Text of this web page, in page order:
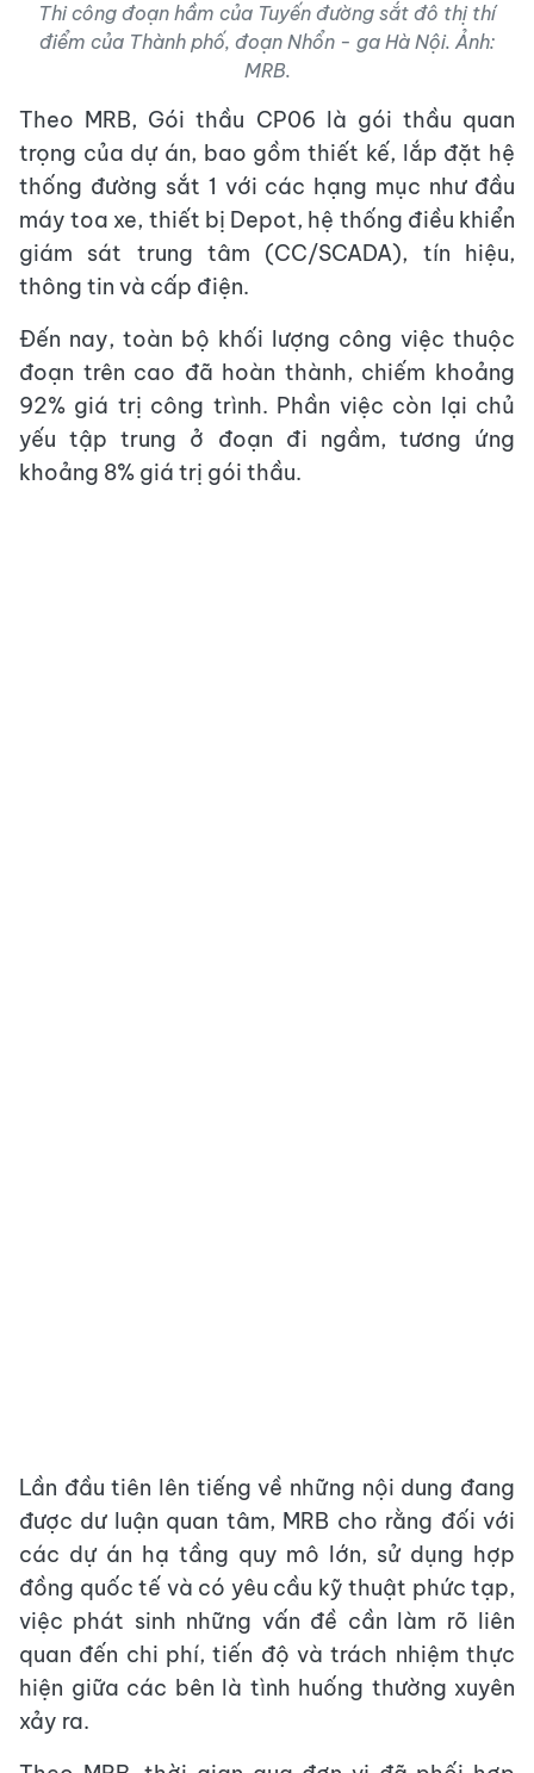
Thi công đoạn hầm của Tuyến đường sắt đô thị thí
điểm của Thành phố, đoạn Nhổn - ga Hà Nội. Ảnh:
MRB.
Theo MRB, Gói thầu CP06 là gói thầu quan
trọng của dự án, bao gồm thiết kế, lắp đặt hệ
thống đường sắt 1 với các hạng mục như đầu
máy toa xe, thiết bị Depot, hệ thống điều khiển
giám sát trung tâm (CC/SCADA), tín hiệu,
thông tin và cấp điện.
Đến nay, toàn bộ khối lượng công việc thuộc
đoạn trên cao đã hoàn thành, chiếm khoảng
92% giá trị công trình. Phần việc còn lại chủ
yếu tập trung ở đoạn đi ngầm, tương ứng
khoảng 8% giá trị gói thầu.
Lần đầu tiên lên tiếng về những nội dung đang
được dư luận quan tâm, MRB cho rằng đối với
các dự án hạ tầng quy mô lớn, sử dụng hợp
đồng quốc tế và có yêu cầu kỹ thuật phức tạp,
việc phát sinh những vấn đề cần làm rõ liên
quan đến chi phí, tiến độ và trách nhiệm thực
hiện giữa các bên là tình huống thường xuyên
xảy ra.